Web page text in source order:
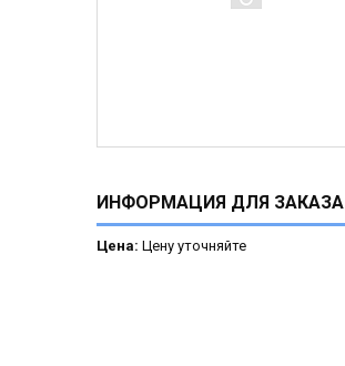
ИНФОРМАЦИЯ ДЛЯ ЗАКАЗА
Цена: Цену уточняйте